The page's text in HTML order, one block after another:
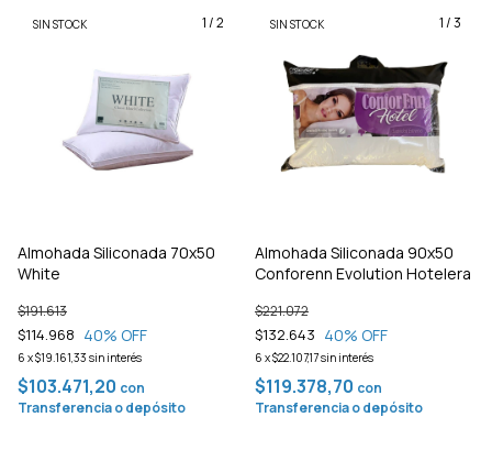
1/2
SIN STOCK
Almohada Siliconada 70x50
White
$114.968
$191.613
40% OFF
6 x$19.161,33 sin interés
$103.471,20 con
Transferencia o depósito
1/3
SIN STOCK
Almohada Siliconada 90x50
Conforenn Evolution Hotelera
$132.643
$221.072
40% OFF
6 x$22.107,17sin interés
$119.378,70 con
Transferencia o depósito